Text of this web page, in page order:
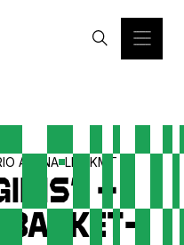
ARENA LKL/KMT
–
Basket–